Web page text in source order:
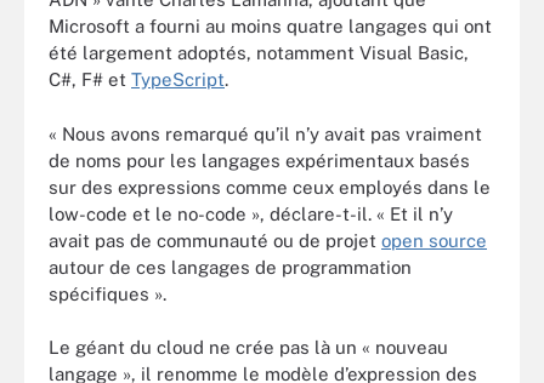
Microsoft a fourni au moins quatre langages qui ont
été largement adoptés, notamment Visual Basic,
C#, F# et TypeScript.
« Nous avons remarqué qu’il n’y avait pas vraiment
de noms pour les langages expérimentaux basés
sur des expressions comme ceux employés dans le
low-code et le no-code », déclare-t-il. « Et il n’y
avait pas de communauté ou de projet open source
autour de ces langages de programmation
spécifiques ».
Le géant du cloud ne crée pas là un « nouveau
langage », il renomme le modèle d’expression des